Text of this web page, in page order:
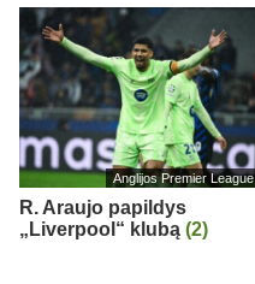
Anglijos Premier League
R. Araujo papildys
„Liverpool“ klubą (2)